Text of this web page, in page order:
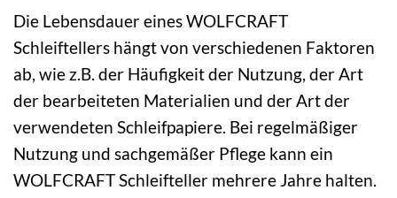
Die Lebensdauer eines WOLFCRAFT
Schleiftellers hängt von verschiedenen Faktoren
ab, wie z.B. der Häufigkeit der Nutzung, der Art
der bearbeiteten Materialien und der Art der
verwendeten Schleifpapiere. Bei regelmäßiger
Nutzung und sachgemäßer Pflege kann ein
WOLFCRAFT Schleifteller mehrere Jahre halten.